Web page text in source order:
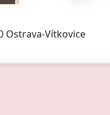
Ostrava-Vítkovice